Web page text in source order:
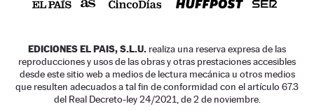
EDICIONES EL PAIS, S.L.U. realiza una reserva expresa de las
reproducciones y usos de las obras y otras prestaciones accesibles
desde este sitio web a medios de lectura mecánica u otros medios
que resulten adecuados a tal fin de conformidad con el artículo 67.3
del Real Decreto-ley 24/2021, de 2 de noviembre.